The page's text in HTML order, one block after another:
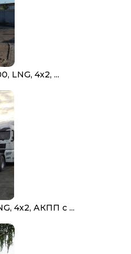
LNG, 4х2, ...
4х2, АКПП с ...